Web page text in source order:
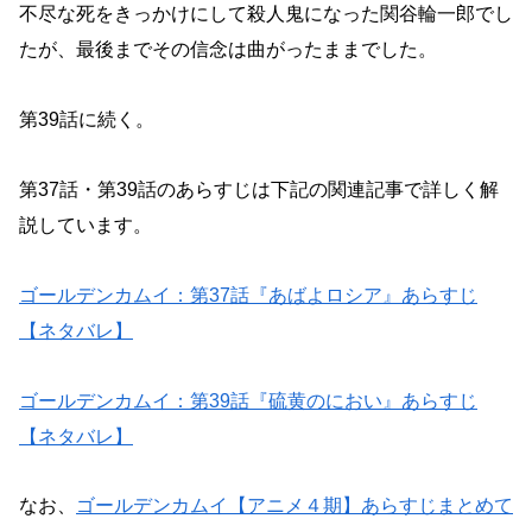
不尽な死をきっかけにして殺人鬼になった関谷輪一郎でし
たが、最後までその信念は曲がったままでした。
第39話に続く。
第37話・第39話のあらすじは下記の関連記事で詳しく解
説しています。
ゴールデンカムイ：第37話『あばよロシア』あらすじ
【ネタバレ】
ゴールデンカムイ：第39話『硫黄のにおい』あらすじ
【ネタバレ】
なお、 ゴールデンカムイ【アニメ４期】あらすじまとめて